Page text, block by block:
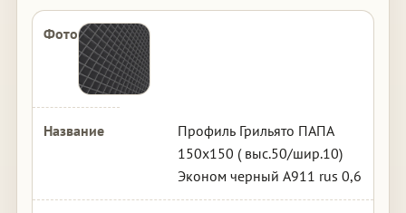
Профиль Грильято ПАПА
150х150 ( выс.50/шир.10)
Эконом черный А911 rus 0,6